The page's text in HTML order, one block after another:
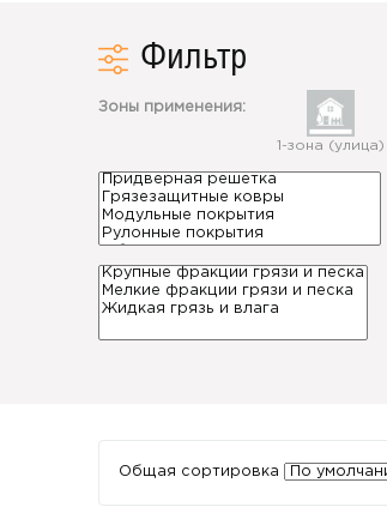
Фильтр
Зоны применения:
1-зона (улица)
Общая сортировка